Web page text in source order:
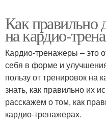
Как правильно
на кардио-
Кардио-тренажеры – это
себя в форме и
пользу от тренировок на
знать, как правильно их
расскажем о том, как
кардио-тренажерах.